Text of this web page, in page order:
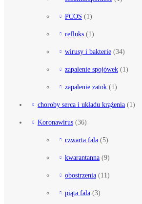
PCOS (1)
refluks (1)
wirusy i bakterie (34)
zapalenie spojówek (1)
zapalenie zatok (1)
choroby serca i układu krążenia (1)
Koronawirus (36)
czwarta fala (5)
kwarantanna (9)
obostrzenia (11)
piąta fala (3)